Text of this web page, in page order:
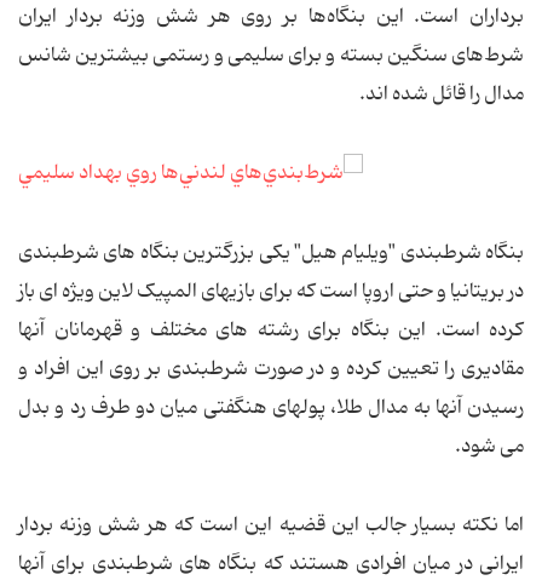
برداران است. این بنگاه‌ها بر روی هر شش وزنه بردار ایران
شرط‌های سنگین بسته و برای سلیمی و رستمی بیشترین شانس
مدال را قائل شده اند.
بنگاه شرطبندی "ویلیام هیل" یکی بزرگترین بنگاه های شرطبندی
در بریتانیا و حتی اروپا است که برای بازیهای المپیک لاین ویژه ای باز
کرده است. این بنگاه برای رشته های مختلف و قهرمانان آنها
مقادیری را تعیین کرده و در صورت شرطبندی بر روی این افراد و
رسیدن آنها به مدال طلا، پولهای هنگفتی میان دو طرف رد و بدل
می شود.
اما نکته بسیار جالب این قضیه این است که هر شش وزنه بردار
ایرانی در میان افرادی هستند که بنگاه های شرطبندی برای آنها